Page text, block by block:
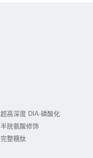
超高深度 DIA·磷酸化
半胱氨酸修饰
完整糖肽